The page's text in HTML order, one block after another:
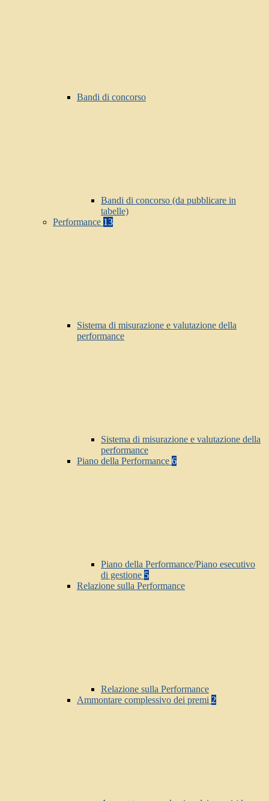
Bandi di concorso
Bandi di concorso (da pubblicare in
tabelle)
Performance 13
Sistema di misurazione e valutazione della
performance
Sistema di misurazione e valutazione della
performance
Piano della Performance 6
Piano della Performance/Piano esecutivo
di gestione 5
Relazione sulla Performance
Relazione sulla Performance
Ammontare complessivo dei premi 2